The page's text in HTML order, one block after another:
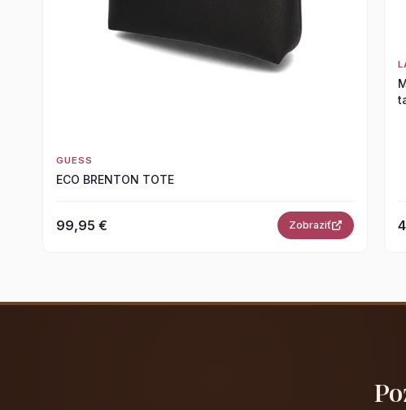
GUESS
ECO BRENTON TOTE
99,95 € Zobraziť